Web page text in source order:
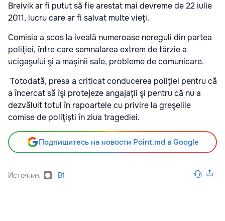
Breivik ar fi putut să fie arestat mai devreme de 22 iulie
2011, lucru care ar fi salvat multe vieţi.
Comisia a scos la iveală numeroase nereguli din partea
poliţiei, între care semnalarea extrem de târzie a
ucigaşului şi a mașinii sale, probleme de comunicare.
Totodată, presa a criticat conducerea poliţiei pentru că
a încercat să îşi protejeze angajaţii şi pentru că nu a
dezvăluit totul în rapoartele cu privire la greşelile
comise de poliţişti în ziua tragediei.
Подпишитесь на новости Point.md в Google
Источник B1